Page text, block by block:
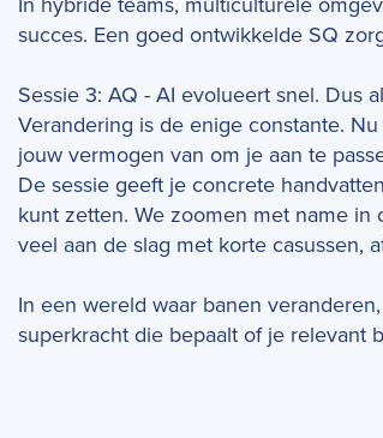
succes. Een goed ontwikkelde SQ
Sessie 3: AQ - AI evolueert snel. Dus
Verandering is de enige constante.
jouw vermogen van om je aan te
De sessie geeft je concrete
kunt zetten. We zoomen met name
veel aan de slag met korte casussen,
In een wereld waar banen
superkracht die bepaalt of je relevant